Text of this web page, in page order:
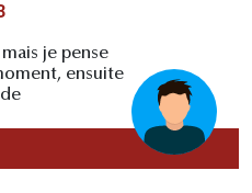
je pense
ensuite